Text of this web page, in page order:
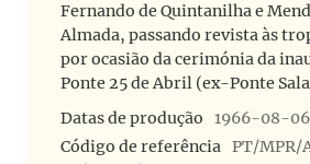
Fernando de Quintanilha e
Almada, passando revista às
por ocasião da cerimónia da
Ponte 25 de Abril (ex-Ponte
Datas de produção
1966-08-
Código de referência PT/MPR/